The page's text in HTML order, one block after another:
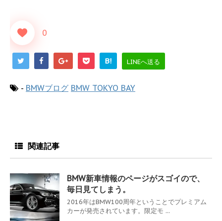
0
B! LINEへ送る
- BMWブログ BMW TOKYO BAY
関連記事
BMW新車情報のページがスゴイので、
毎日見てしまう。
2016年はBMW100周年ということでプレミアム
カーが発売されています。限定モ ...